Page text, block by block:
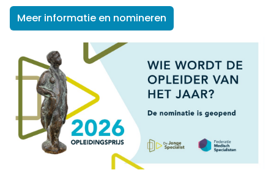
Meer informatie en nomineren